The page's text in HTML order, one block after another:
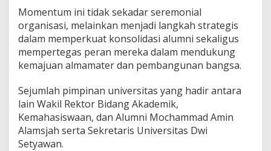
r
a
t
e
g
i
b
a
g
i
K
Momentum ini tidak sekadar seremonial
organisasi, melainkan menjadi langkah strategis
dalam memperkuat konsolidasi alumni sekaligus
mempertegas peran mereka dalam mendukung
kemajuan almamater dan pembangunan bangsa.
Sejumlah pimpinan universitas yang hadir antara
lain Wakil Rektor Bidang Akademik,
Kemahasiswaan, dan Alumni Mochammad Amin
Alamsjah serta Sekretaris Universitas Dwi
Setyawan.